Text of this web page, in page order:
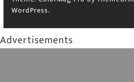
WordPress.
Advertisements